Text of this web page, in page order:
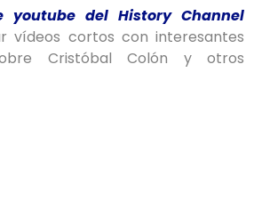
youtube del History Channel
vídeos cortos con interesantes
Cristóbal Colón y otros